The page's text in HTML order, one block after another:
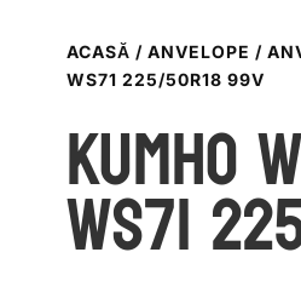
ACASĂ / ANVELOPE /
WS71 225/50R18 99V
Kumho
WS71